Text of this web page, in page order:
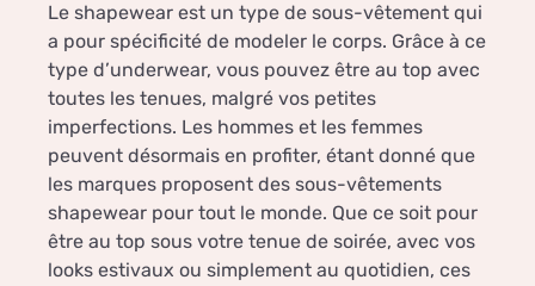
Le shapewear est un type de sous-vêtement qui
a pour spécificité de modeler le corps. Grâce à ce
type d’underwear, vous pouvez être au top avec
toutes les tenues, malgré vos petites
imperfections. Les hommes et les femmes
peuvent désormais en profiter, étant donné que
les marques proposent des sous-vêtements
shapewear pour tout le monde. Que ce soit pour
être au top sous votre tenue de soirée, avec vos
looks estivaux ou simplement au quotidien, ces